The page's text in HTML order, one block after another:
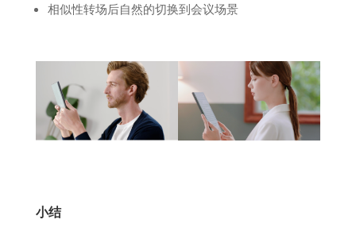
相似性转场后自然的切换到会议场景
小结